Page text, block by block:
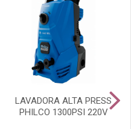
LAVADORA ALTA PRESS
PHILCO 1300PSI 220V